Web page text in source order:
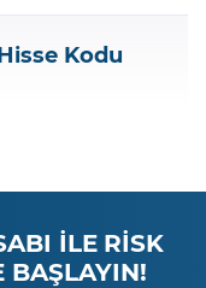
Kodu
İLE RİSK
BAŞLAYIN!